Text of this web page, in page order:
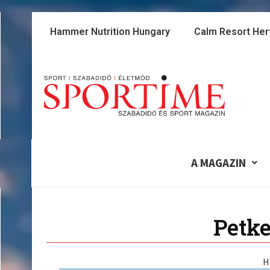
Skip
Hammer Nutrition Hungary Calm Resort
A MAGAZIN